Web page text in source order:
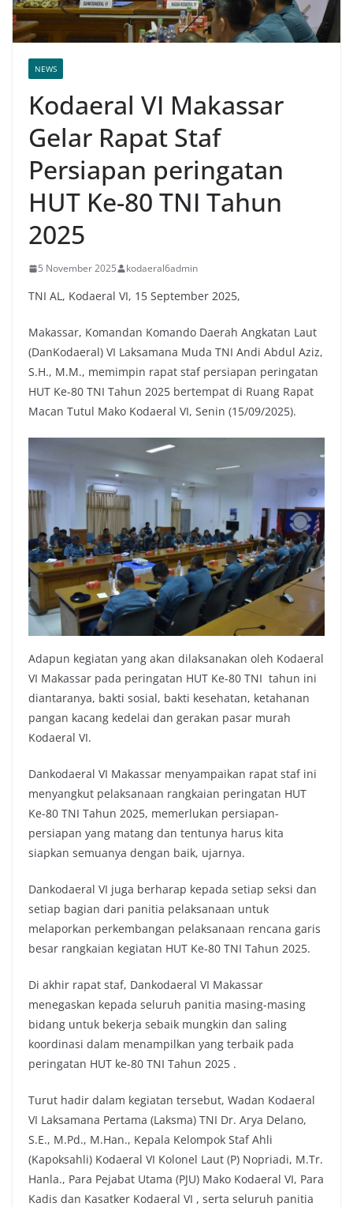
NEWS
Kodaeral VI Makassar
Gelar Rapat Staf
Persiapan peringatan
HUT Ke-80 TNI Tahun
2025
5 November 2025 kodaeral6admin
TNI AL, Kodaeral VI, 15 September 2025,
Makassar, Komandan Komando Daerah Angkatan Laut
(DanKodaeral) VI Laksamana Muda TNI Andi Abdul Aziz,
S.H., M.M., memimpin rapat staf persiapan peringatan
HUT Ke-80 TNI Tahun 2025 bertempat di Ruang Rapat
Macan Tutul Mako Kodaeral VI, Senin (15/09/2025).
Adapun kegiatan yang akan dilaksanakan oleh Kodaeral
VI Makassar pada peringatan HUT Ke-80 TNI tahun ini
diantaranya, bakti sosial, bakti kesehatan, ketahanan
pangan kacang kedelai dan gerakan pasar murah
Kodaeral VI.
Dankodaeral VI Makassar menyampaikan rapat staf ini
menyangkut pelaksanaan rangkaian peringatan HUT
Ke-80 TNI Tahun 2025, memerlukan persiapan-
persiapan yang matang dan tentunya harus kita
siapkan semuanya dengan baik, ujarnya.
Dankodaeral VI juga berharap kepada setiap seksi dan
setiap bagian dari panitia pelaksanaan untuk
melaporkan perkembangan pelaksanaan rencana garis
besar rangkaian kegiatan HUT Ke-80 TNI Tahun 2025.
Di akhir rapat staf, Dankodaeral VI Makassar
menegaskan kepada seluruh panitia masing-masing
bidang untuk bekerja sebaik mungkin dan saling
koordinasi dalam menampilkan yang terbaik pada
peringatan HUT ke-80 TNI Tahun 2025 .
Turut hadir dalam kegiatan tersebut, Wadan Kodaeral
VI Laksamana Pertama (Laksma) TNI Dr. Arya Delano,
S.E., M.Pd., M.Han., Kepala Kelompok Staf Ahli
(Kapoksahli) Kodaeral VI Kolonel Laut (P) Nopriadi, M.Tr.
Hanla., Para Pejabat Utama (PJU) Mako Kodaeral VI, Para
Kadis dan Kasatker Kodaeral VI , serta seluruh panitia